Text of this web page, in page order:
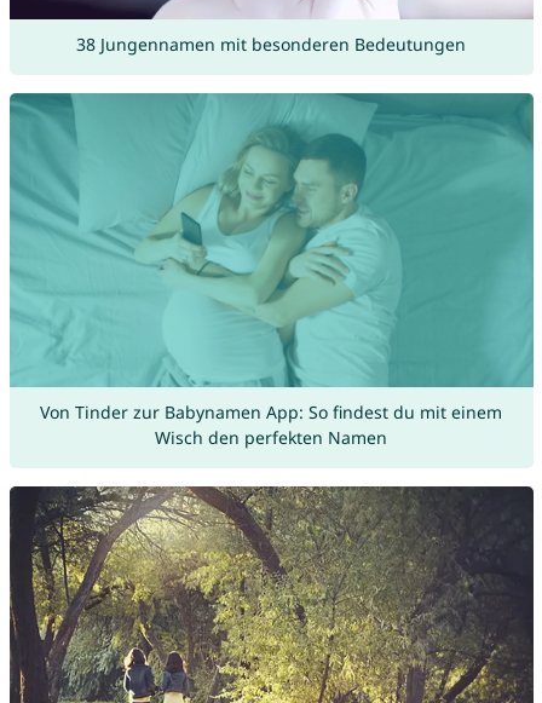
38 Jungennamen mit besonderen Bedeutungen
Von Tinder zur Babynamen App: So findest du mit einem
Wisch den perfekten Namen